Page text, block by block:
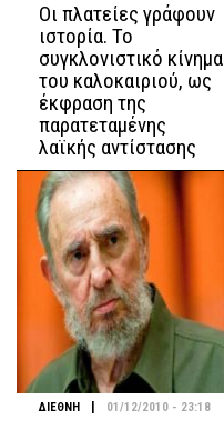
Οι πλατείες γράφουν
ιστορία. Το
συγκλονιστικό κίνημα
του καλοκαιριού, ως
έκφραση της
παρατεταμένης
λαϊκής αντίστασης
ΔΙΕΘΝΗ | 01/12/2010 - 23:18